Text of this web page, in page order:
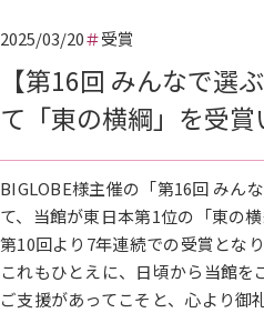
2025/03/20 受賞
【第16回 みんなで選
て「東の横綱」を受
BIGLOBE様主催の「第16回 みん
て、当館が東日本第1位の「東の
第10回より7年連続での受賞となり
これもひとえに、日頃から当館を
ご支援があってこそと、心より御